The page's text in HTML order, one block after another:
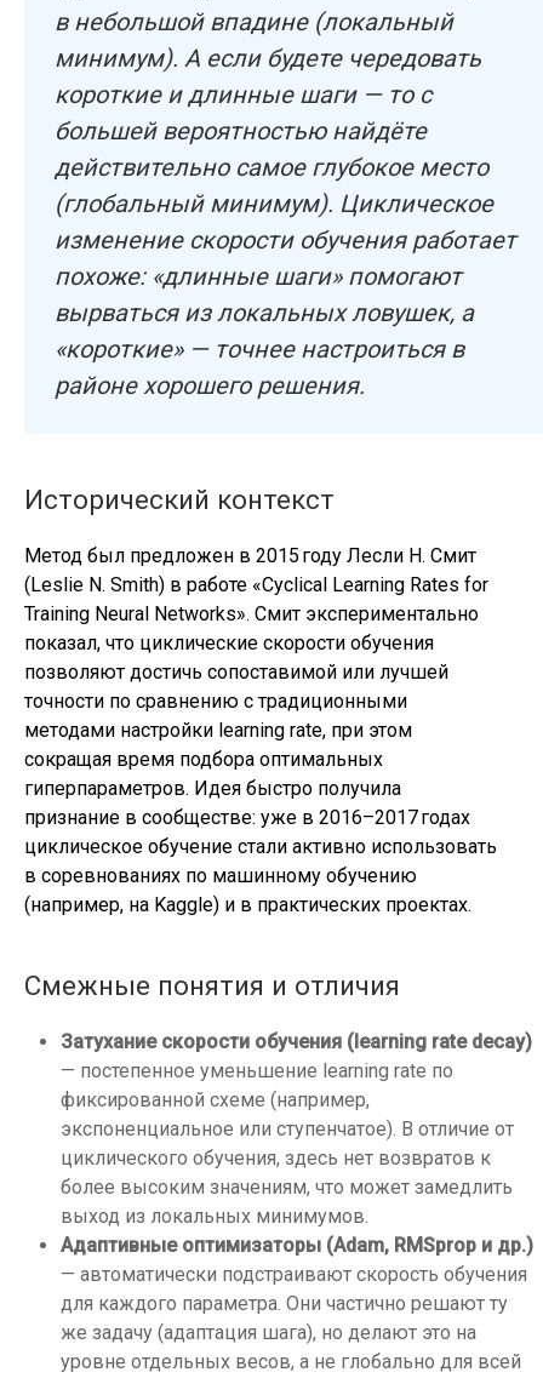
в небольшой впадине (локальный
минимум). А если будете чередовать
короткие и длинные шаги — то с
большей вероятностью найдёте
действительно самое глубокое место
(глобальный минимум). Циклическое
изменение скорости обучения работает
похоже: «длинные шаги» помогают
вырваться из локальных ловушек, а
«короткие» — точнее настроиться в
районе хорошего решения.
Исторический контекст
Метод был предложен в 2015 году Лесли Н. Смит
(Leslie N. Smith) в работе «Cyclical Learning Rates for
Training Neural Networks». Смит экспериментально
показал, что циклические скорости обучения
позволяют достичь сопоставимой или лучшей
точности по сравнению с традиционными
методами настройки learning rate, при этом
сокращая время подбора оптимальных
гиперпараметров. Идея быстро получила
признание в сообществе: уже в 2016–2017 годах
циклическое обучение стали активно использовать
в соревнованиях по машинному обучению
(например, на Kaggle) и в практических проектах.
Смежные понятия и отличия
Затухание скорости обучения (learning rate decay)
— постепенное уменьшение learning rate по
фиксированной схеме (например,
экспоненциальное или ступенчатое). В отличие от
циклического обучения, здесь нет возвратов к
более высоким значениям, что может замедлить
выход из локальных минимумов.
Адаптивные оптимизаторы (Adam, RMSprop и др.)
— автоматически подстраивают скорость обучения
для каждого параметра. Они частично решают ту
же задачу (адаптация шага), но делают это на
уровне отдельных весов, а не глобально для всей